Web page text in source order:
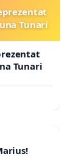
Tunari
Tunari